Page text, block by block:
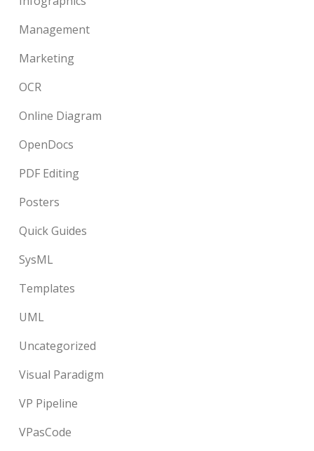
Management
Marketing
OCR
Online Diagram
OpenDocs
PDF Editing
Posters
Quick Guides
SysML
Templates
UML
Uncategorized
Visual Paradigm
VP Pipeline
VPasCode